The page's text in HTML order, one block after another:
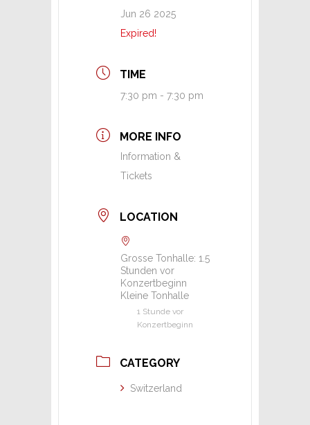
Jun 26 2025
Expired!
TIME
7:30 pm - 7:30 pm
MORE INFO
Information &
Tickets
LOCATION
Grosse Tonhalle: 1.5
Stunden vor
Konzertbeginn
Kleine Tonhalle
1 Stunde vor
Konzertbeginn
CATEGORY
Switzerland